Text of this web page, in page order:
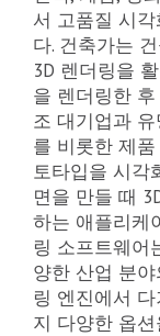
서 고품질 시
다. 건축가는
3D 렌더링을
을 렌더링한
조 대기업과
를 비롯한 제
토타입을 시각
면을 만들 때
하는 애플리케
링 소프트웨어
양한 산업 분
링 엔진에서
지 다양한 옵